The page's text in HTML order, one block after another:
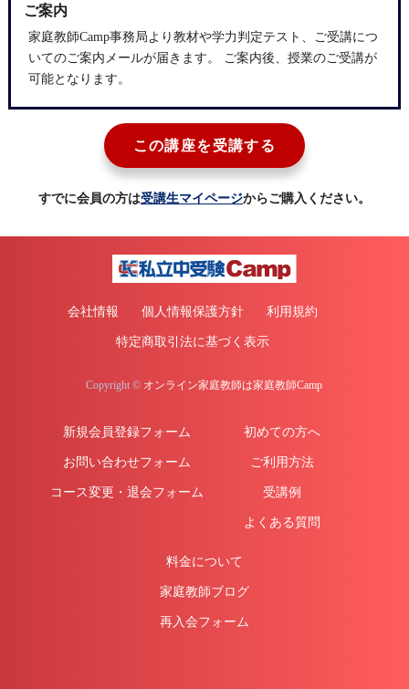
ご案内
家庭教師Camp事務局より教材や学力判定テスト、ご受講につ
いてのご案内メールが届きます。 ご案内後、授業のご受講が
可能となります。
この講座を受講する
すでに会員の方は受講生マイページからご購入ください。
会社情報 個人情報保護方針 利用規約
特定商取引法に基づく表示
Copyright © オンライン家庭教師は家庭教師Camp
新規会員登録フォーム
お問い合わせフォーム
コース変更・退会フォーム
初めての方へ
ご利用方法
受講例
よくある質問
料金について
家庭教師ブログ
再入会フォーム